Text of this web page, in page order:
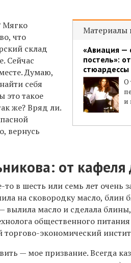
Материалы
«Авиация —
постель»:
стюардессы
О
и
Мягко
что
склад
Сейчас
Думаю,
себя
это такое
же? Вряд ли.
вернусь
от кафеля
то в шесть или семь лет очень
на сковородку масло, блин
вылила масло и сделала
общественного
экономический
— мое призвание. Всегда